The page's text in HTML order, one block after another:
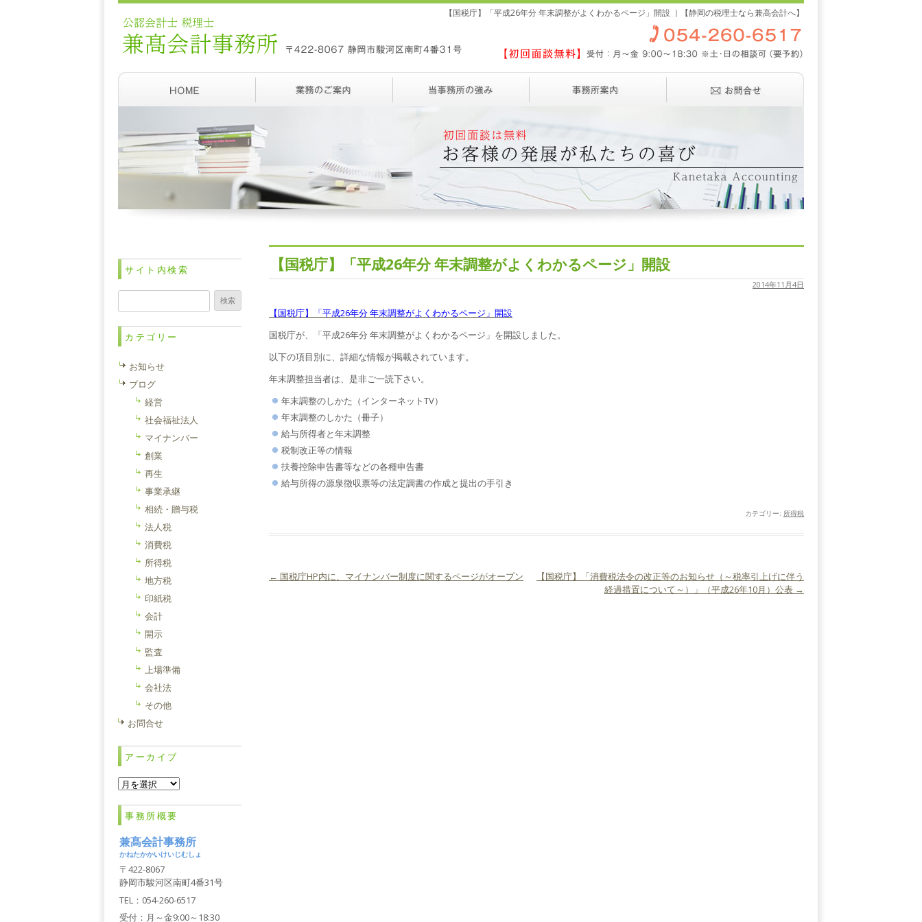
【国税庁】「平成26年分 年末調整がよくわかるページ」開設 ｜【静岡の税理士なら兼高会計へ】
【国税庁】「平成26年分 年末調整がよくわかるページ」開設
2014年11月4日
【国税庁】「平成26年分 年末調整がよくわかるページ」開設
国税庁が、「平成26年分 年末調整がよくわかるページ」を開設しました。
以下の項目別に、詳細な情報が掲載されています。
年末調整担当者は、是非ご一読下さい。
年末調整のしかた（インターネットTV）
年末調整のしかた（冊子）
給与所得者と年末調整
税制改正等の情報
扶養控除申告書等などの各種申告書
給与所得の源泉徴収票等の法定調書の作成と提出の手引き
カテゴリー: 所得税
← 国税庁HP内に、マイナンバー制度に関するページがオープン
【国税庁】「消費税法令の改正等のお知らせ（～税率引上げに伴う
経過措置について～）」（平成26年10月）公表 →
サイト内検索
検
索:
カテゴリー
お知らせ
ブログ
経営
社会福祉法人
マイナンバー
創業
再生
事業承継
相続・贈与税
法人税
消費税
所得税
地方税
印紙税
会計
開示
監査
上場準備
会社法
その他
お問合せ
アーカイブ
ア
カ
イ
ブ
事務所概要
兼髙会計事務所
かねたかかいけいじむしょ
〒422-8067
静岡市駿河区南町4番31号
TEL：054-260-6517
受付：月～金9:00～18:30